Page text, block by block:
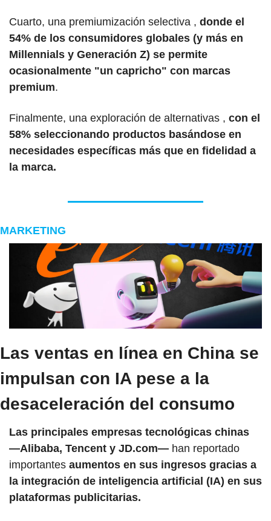
Cuarto, una premiumización selectiva , donde el
54% de los consumidores globales (y más en
Millennials y Generación Z) se permite
ocasionalmente "un capricho" con marcas
premium.
Finalmente, una exploración de alternativas , con el
58% seleccionando productos basándose en
necesidades específicas más que en fidelidad a
la marca.
MARKETING
Las ventas en línea en China se
impulsan con IA pese a la
desaceleración del consumo
Las principales empresas tecnológicas chinas
—Alibaba, Tencent y JD.com— han reportado
importantes aumentos en sus ingresos gracias a
la integración de inteligencia artificial (IA) en sus
plataformas publicitarias.